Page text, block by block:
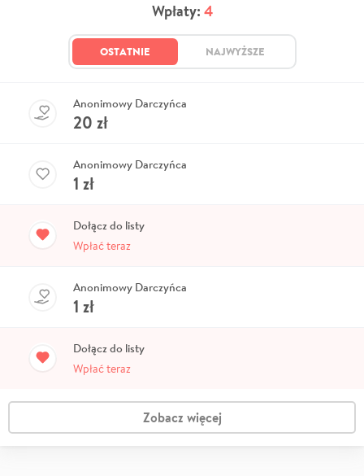
Wpłaty: 4
OSTATNIE NAJWYŻSZE
Anonimowy Darczyńca
20 zł
Anonimowy Darczyńca
1 zł
Dołącz do listy
Wpłać teraz
Anonimowy Darczyńca
1 zł
Dołącz do listy
Wpłać teraz
Zobacz więcej